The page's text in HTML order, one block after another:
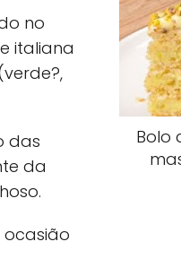
no
italiana
das
da
Bolo